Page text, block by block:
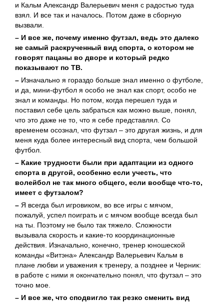
и Кальм Александр Валерьевич меня с радостью туда
взял. И все так и началось. Потом даже в сборную
вызвали.
– И все же, почему именно футзал, ведь это далеко
не самый раскрученный вид спорта, о котором не
говорят пацаны во дворе и который редко
показывают по ТВ.
– Изначально я гораздо больше знал именно о футболе,
и да, мини-футбол я особо не знал как спорт, особо не
знал и команды. Но потом, когда перешел туда и
поставил себе цель забраться как можно выше, понял,
что это даже не то, что я себе представлял. Со
временем осознал, что футзал – это другая жизнь, и для
меня куда более интересный вид спорта, чем большой
футбол.
– Какие трудности были при адаптации из одного
спорта в другой, особенно если учесть, что
волейбол не так много общего, если вообще что-то,
имеет с футзалом?
– Я всегда был игровиком, во все игры с мячом,
пожалуй, успел поиграть и с мячом вообще всегда был
на ты. Поэтому не было так тяжело. Сложности
вызывала скорость и какие-то координационные
действия. Изначально, конечно, тренер юношеской
команды «Витэна» Александр Валерьевич Кальм в
плане любви и уважения к тренеру, а позднее и Черник:
в работе с ними я окончательно понял, что футзал – это
точно мое.
– И все же, что сподвигло так резко сменить вид